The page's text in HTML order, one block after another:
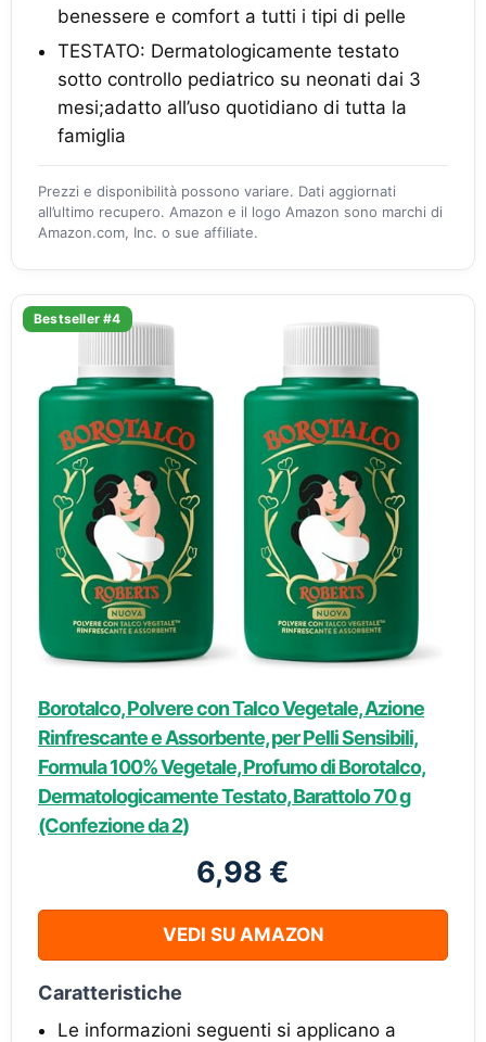
benessere e comfort a tutti i tipi di pelle
TESTATO: Dermatologicamente testato
sotto controllo pediatrico su neonati dai 3
mesi;adatto all’uso quotidiano di tutta la
famiglia
Prezzi e disponibilità possono variare. Dati aggiornati
all’ultimo recupero. Amazon e il logo Amazon sono marchi di
Amazon.com, Inc. o sue affiliate.
Bestseller #4
Borotalco, Polvere con Talco Vegetale, Azione
Rinfrescante e Assorbente, per Pelli Sensibili,
Formula 100% Vegetale, Profumo di Borotalco,
Dermatologicamente Testato, Barattolo 70 g
(Confezione da 2)
6,98 €
VEDI SU AMAZON
Caratteristiche
Le informazioni seguenti si applicano a